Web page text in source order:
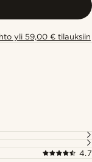
yli 59,00 € tilauksiin
4.7